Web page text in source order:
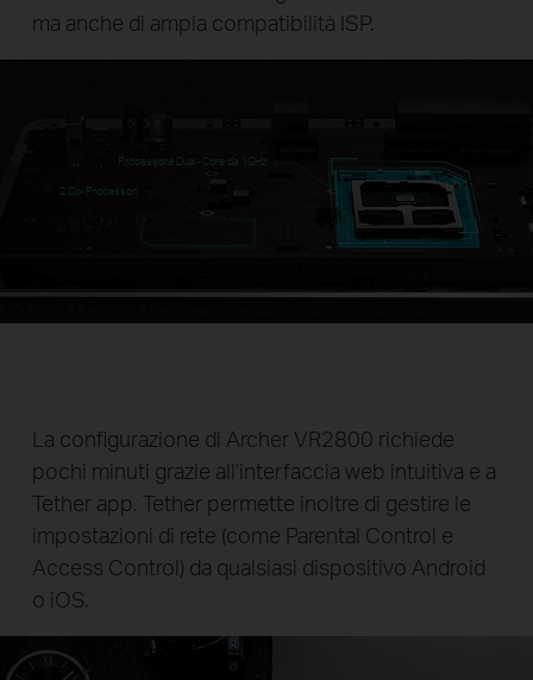
ma anche di ampia compatibilità ISP.
Processore Dual-Core da 1GHz
2 Co-Processori
La configurazione di Archer VR2800 richiede
pochi minuti grazie all'interfaccia web intuitiva e a
Tether app. Tether permette inoltre di gestire le
impostazioni di rete (come Parental Control e
Access Control) da qualsiasi dispositivo Android
o iOS.